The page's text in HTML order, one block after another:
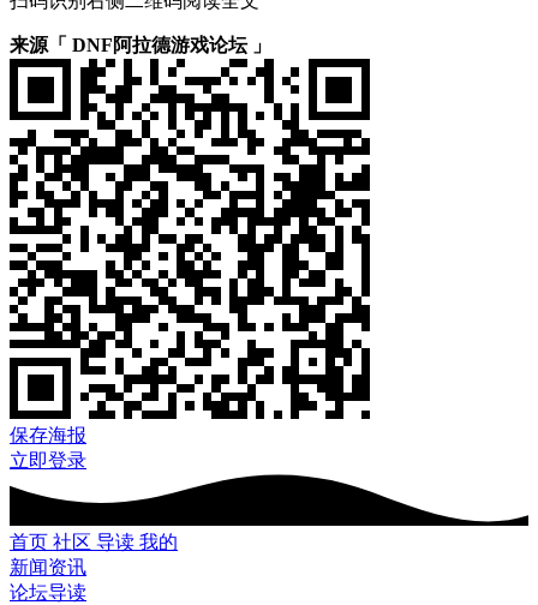
来源「 DNF阿拉德游戏论坛 」
保存海报
立即登录
首页 社区 导读 我的
新闻资讯
论坛导读